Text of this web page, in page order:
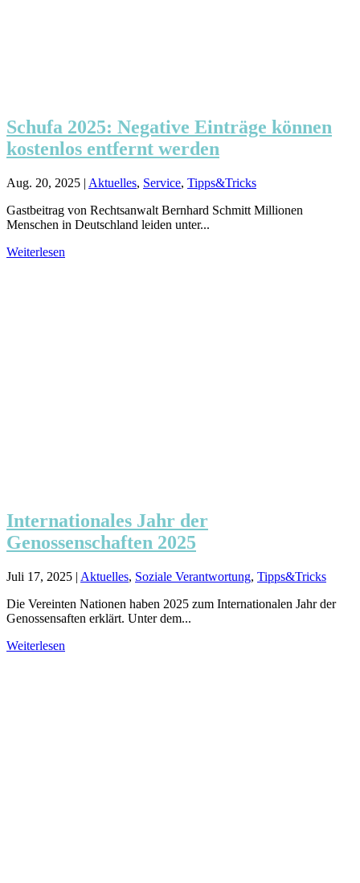
Schufa 2025: Negative Einträge können
kostenlos entfernt werden
Aug. 20, 2025 | Aktuelles, Service, Tipps&Tricks
Gastbeitrag von Rechtsanwalt Bernhard Schmitt Millionen
Menschen in Deutschland leiden unter...
Weiterlesen
Internationales Jahr der
Genossenschaften 2025
Juli 17, 2025 | Aktuelles, Soziale Verantwortung, Tipps&Tricks
Die Vereinten Nationen haben 2025 zum Internationalen Jahr der
Genossensaften erklärt. Unter dem...
Weiterlesen